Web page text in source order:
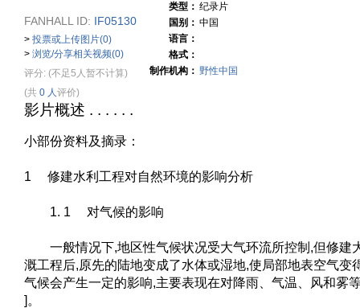
FANHALL ID: IF05130
> 投票或上传图片(0)
> 浏览/分享相关视频(0)
评分: (不足5人暂不计算)
(共 0 人评价)
类型： 纪录片
国别： 中国
语言：
格式：
制作机构： 野性中国
影片概述 . . . . . .
小部份资料及摘录：
1 修建水利工程对自然环境的影响分析
1. 1 对气候的影响
一般情况下,地区性气候状况受大气环流所控制,但修建
溉工程后,原先的陆地变成了水体或湿地,使局部地表空气变
气候会产生一定的影响,主要表现在对降雨、气温、风和雾
]。